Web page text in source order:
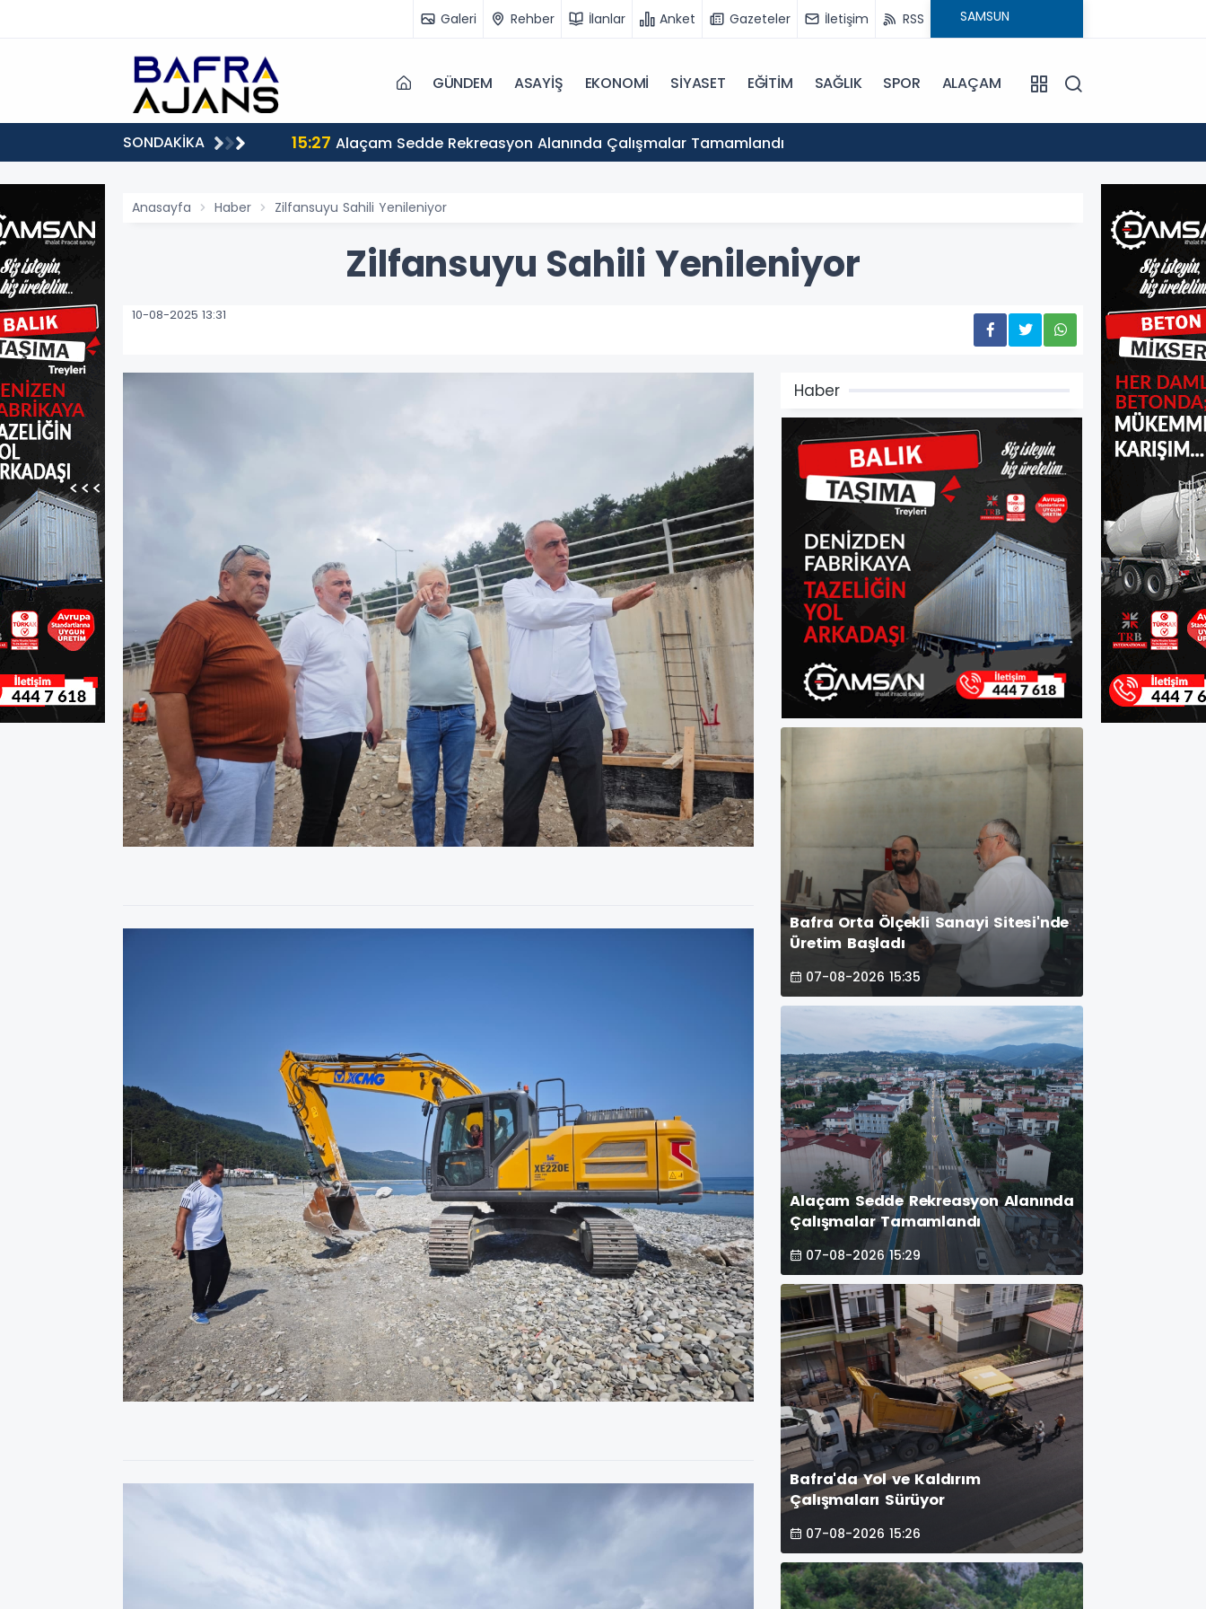
Galeri Rehber İlanlar Anket Gazeteler İletişim RSS
GÜNDEM ASAYİŞ EKONOMİ SİYASET EĞİTİM SAĞLIK SPOR ALAÇAM
SONDAKİKA 15:27 Alaçam Sedde Rekreasyon Alanında Çalışmalar Tamamlandı
Anasayfa Haber Zilfansuyu Sahili Yenileniyor
Zilfansuyu Sahili Yenileniyor
10-08-2025 13:31
Haber
Bafra Orta Ölçekli Sanayi Sitesi'nde
Üretim Başladı
07-08-2026 15:35
Alaçam Sedde Rekreasyon Alanında
Çalışmalar Tamamlandı
07-08-2026 15:29
Bafra'da Yol ve Kaldırım
Çalışmaları Sürüyor
07-08-2026 15:26